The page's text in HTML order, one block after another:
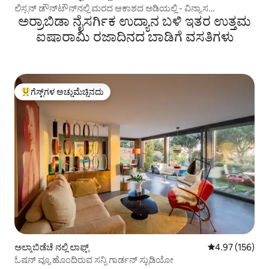
ಲಿಸ್ಬನ್ ಡೌನ್‌ಟೌನ್‌ನಲ್ಲಿ ಮರದ ಆಕಾಶದ ಅಡಿಯಲ್ಲಿ - ವಿನ್ಯಾಸ
ಅಪಾರ್ಟ್‌ಮೆಂಟ್
ಅರ್ರಾಬಿಡಾ ನೈಸರ್ಗಿಕ ಉದ್ಯಾನ ಬಳಿ ಇತರ ಉತ್ತಮ
ಐಷಾರಾಮಿ ರಜಾದಿನದ ಬಾಡಿಗೆ ವಸತಿಗಳು
ಗೆಸ್ಟ್‌ಗಳಿಗೆ ಅತಿ ಹೆಚ್ಚು ಅಚ್ಚುಮೆಚ್ಚಿನದು
ಗೆಸ್ಟ್‌ಗಳ ಅಚ್ಚುಮೆಚ್ಚಿನದು
ಅಲ್ಕಾಬಿಡೆಚೆ ನಲ್ಲಿ ಲಾಫ್ಟ್ 5 ರಲ್ಲಿ 4.97
4.97 (156)
ಓಷನ್ ವ್ಯೂ ಹೊಂದಿರುವ ಸನ್ನಿ ಗಾರ್ಡನ್ ಸ್ಟುಡಿಯೋ